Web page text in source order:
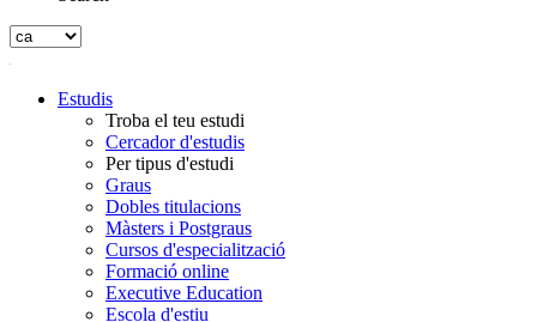
Estudis
Troba el teu estudi
Cercador d'estudis
Per tipus d'estudi
Graus
Dobles titulacions
Màsters i Postgraus
Cursos d'especialització
Formació online
Executive Education
Escola d'estiu